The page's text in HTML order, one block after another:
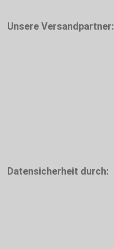
Unsere Versandpartner:
Datensicherheit durch: